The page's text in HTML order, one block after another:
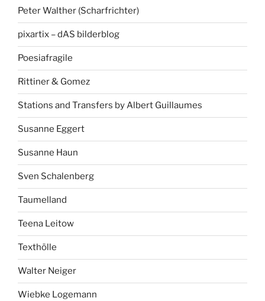
Peter Walther (Scharfrichter)
pixartix – dAS bilderblog
Poesiafragile
Rittiner & Gomez
Stations and Transfers by Albert Guillaumes
Susanne Eggert
Susanne Haun
Sven Schalenberg
Taumelland
Teena Leitow
Texthölle
Walter Neiger
Wiebke Logemann